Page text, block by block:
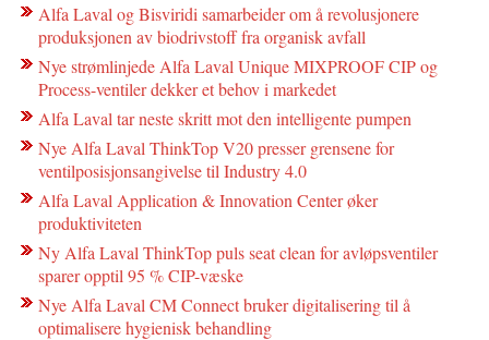
Alfa Laval og Bisviridi samarbeider om å revolusjonere
produksjonen av biodrivstoff fra organisk avfall
Nye strømlinjede Alfa Laval Unique MIXPROOF CIP og
Process-ventiler dekker et behov i markedet
Alfa Laval tar neste skritt mot den intelligente pumpen
Nye Alfa Laval ThinkTop V20 presser grensene for
ventilposisjonsangivelse til Industry 4.0
Alfa Laval Application & Innovation Center øker
produktiviteten
Ny Alfa Laval ThinkTop puls seat clean for avløpsventiler
sparer opptil 95 % CIP-væske
Nye Alfa Laval CM Connect bruker digitalisering til å
optimalisere hygienisk behandling